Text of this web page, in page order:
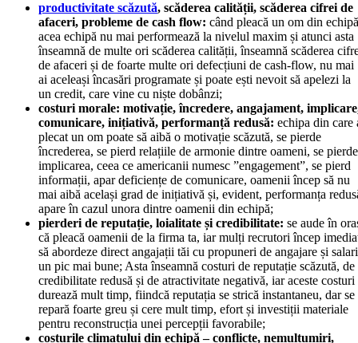
productivitate scăzută, scăderea calității, scăderea cifrei de
afaceri, probleme de cash flow: când pleacă un om din
acea echipă nu mai performează la nivelul maxim și atunci asta
înseamnă de multe ori scăderea calității, înseamnă scăderea
de afaceri și de foarte multe ori defecțiuni de cash-flow, nu mai
ai aceleași încasări programate și poate ești nevoit să apelezi la
un credit, care vine cu niște dobânzi;
costuri morale: motivație, încredere, angajament,
comunicare, inițiativă, performanță redusă: echipa din care
plecat un om poate să aibă o motivație scăzută, se pierde
încrederea, se pierd relațiile de armonie dintre oameni, se pierde
implicarea, ceea ce americanii numesc ”engagement”, se pierd
informații, apar deficiențe de comunicare, oamenii încep să nu
mai aibă același grad de inițiativă și, evident, performanța
apare în cazul unora dintre oamenii din echipă;
pierderi de reputație, loialitate și credibilitate: se aude în
că pleacă oamenii de la firma ta, iar mulți recrutori încep
să abordeze direct angajații tăi cu propuneri de angajare și
un pic mai bune; Asta înseamnă costuri de reputație scăzută, de
credibilitate redusă și de atractivitate negativă, iar aceste costuri
durează mult timp, fiindcă reputația se strică instantaneu, dar se
repară foarte greu și cere mult timp, efort și investiții materiale
pentru reconstrucția unei percepții favorabile;
costurile climatului din echipă – conflicte, nemulțumiri,